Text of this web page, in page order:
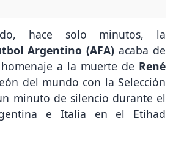
hace solo minutos, la
Argentino (AFA) acaba de
a la muerte de René
del mundo con la Selección
minuto de silencio durante el
e Italia en el Etihad